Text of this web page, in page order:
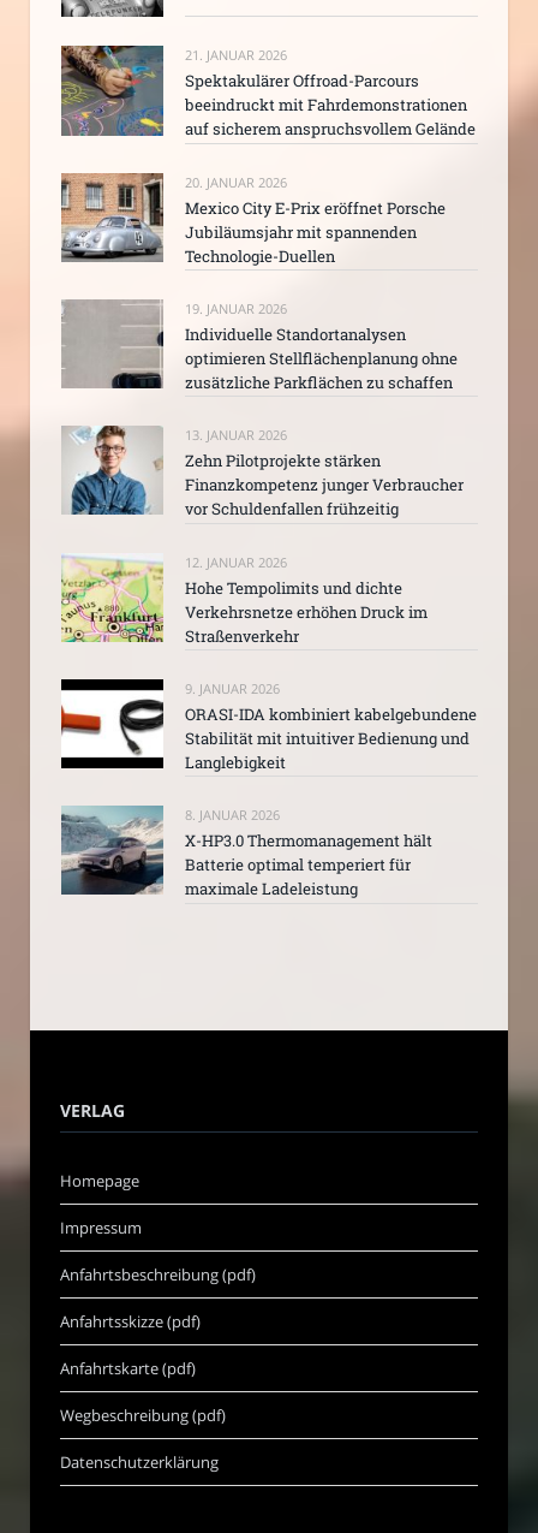
21. JANUAR 2026
Spektakulärer Offroad-Parcours
beeindruckt mit Fahrdemonstrationen
auf sicherem anspruchsvollem Gelände
20. JANUAR 2026
Mexico City E-Prix eröffnet Porsche
Jubiläumsjahr mit spannenden
Technologie-Duellen
19. JANUAR 2026
Individuelle Standortanalysen
optimieren Stellflächenplanung ohne
zusätzliche Parkflächen zu schaffen
13. JANUAR 2026
Zehn Pilotprojekte stärken
Finanzkompetenz junger Verbraucher
vor Schuldenfallen frühzeitig
12. JANUAR 2026
Hohe Tempolimits und dichte
Verkehrsnetze erhöhen Druck im
Straßenverkehr
9. JANUAR 2026
ORASI-IDA kombiniert kabelgebundene
Stabilität mit intuitiver Bedienung und
Langlebigkeit
8. JANUAR 2026
X-HP3.0 Thermomanagement hält
Batterie optimal temperiert für
maximale Ladeleistung
VERLAG
Homepage
Impressum
Anfahrtsbeschreibung (pdf)
Anfahrtsskizze (pdf)
Anfahrtskarte (pdf)
Wegbeschreibung (pdf)
Datenschutzerklärung